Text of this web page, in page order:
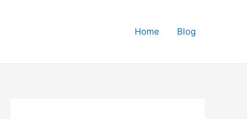
Home Blog